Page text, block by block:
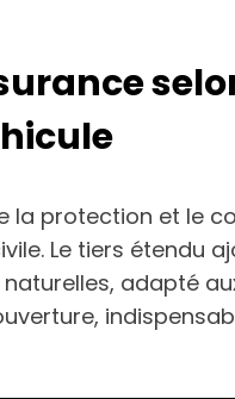
la protection et le
Le tiers étendu
adapté